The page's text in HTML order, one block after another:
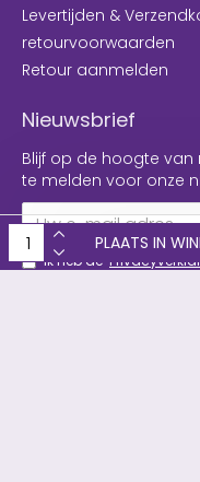
PLAATS IN
Levertijden &
retourvoorwaarden
Retour aanmelden
Nieuwsbrief
Blijf op de hoogte
te melden voor onze
Ik heb de